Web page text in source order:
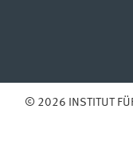
© 2026 INSTITUT